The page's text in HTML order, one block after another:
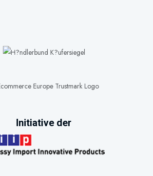
Initiative der